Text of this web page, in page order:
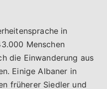
in
Menschen
die Einwanderung aus
Einige Albaner in
früherer Siedler und